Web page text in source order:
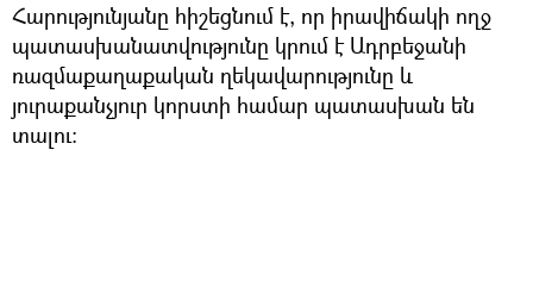
Հարությունյանը հիշեցնում է, որ իրավիճակի ողջ
պատասխանատվությունը կրում է Ադրբեջանի
ռազմաքաղաքական ղեկավարությունը և
յուրաքանչյուր կորստի համար պատասխան են
տալու: